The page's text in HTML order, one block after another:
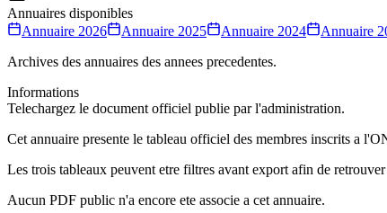
Annuaires disponibles
Annuaire 2026 Annuaire 2025 Annuaire 2024 Annuaire
Archives des annuaires des annees precedentes.
Informations
Telechargez le document officiel publie par l'administration.
Cet annuaire presente le tableau officiel des membres inscrits a
Les trois tableaux peuvent etre filtres avant export afin de
Aucun PDF public n'a encore ete associe a cet annuaire.